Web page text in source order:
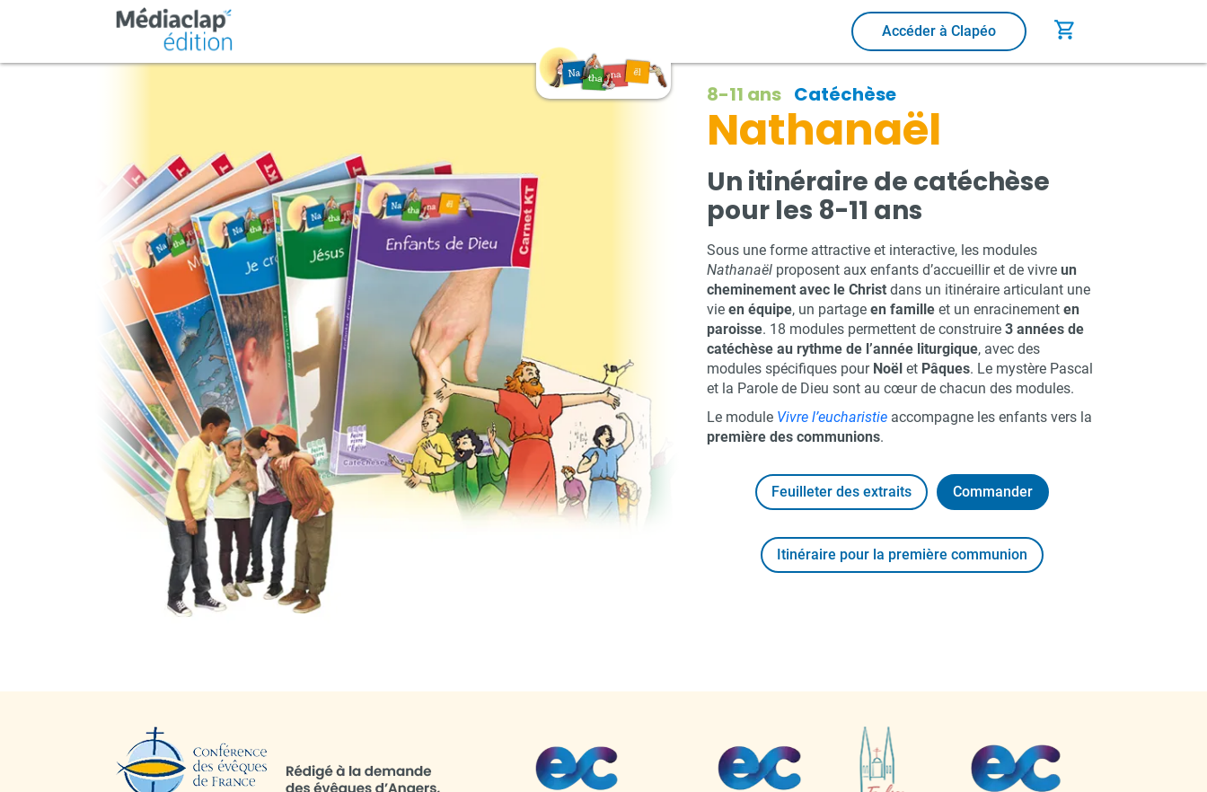
Accéder à Clapéo shopping_cart
8-11 ans Catéchèse
Nathanaël
Un itinéraire de catéchèse
pour les 8-11 ans
Sous une forme attractive et interactive, les modules
Nathanaël proposent aux enfants d’accueillir et de vivre un
cheminement avec le Christ dans un itinéraire articulant une
vie en équipe, un partage en famille et un enracinement en
paroisse. 18 modules permettent de construire 3 années de
catéchèse au rythme de l’année liturgique, avec des
modules spécifiques pour Noël et Pâques. Le mystère Pascal
et la Parole de Dieu sont au cœur de chacun des modules.​
Le module Vivre l’eucharistie accompagne les enfants vers la
première des communions.​
Feuilleter des extraits Commander
Itinéraire pour la première communion